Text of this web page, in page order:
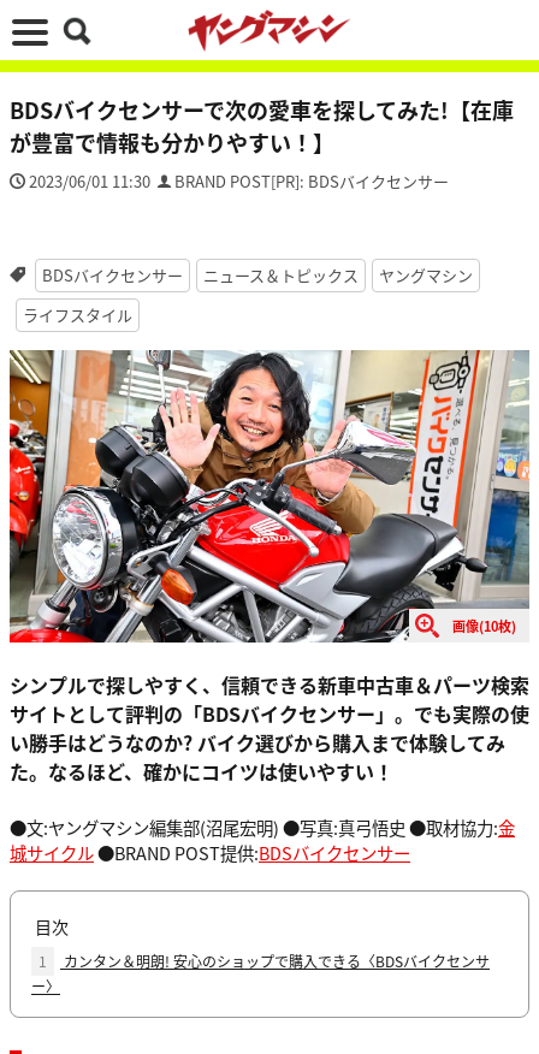
BDSバイクセンサーで次の愛車を探してみた!【在庫
が豊富で情報も分かりやすい！】
2023/06/01 11:30 BRAND POST[PR]: BDSバイクセンサー
BDSバイクセンサー ニュース＆トピックス
ヤングマシン
ライフスタイル
画像(10枚)
シンプルで探しやすく、信頼できる新車中古車＆パーツ検索
サイトとして評判の「BDSバイクセンサー」。でも実際の使
い勝手はどうなのか? バイク選びから購入まで体験してみ
た。なるほど、確かにコイツは使いやすい！
●文:ヤングマシン編集部(沼尾宏明) ●写真:真弓悟史 ●取材協力:金
城サイクル●BRAND POST提供:BDSバイクセンサー
目次
1
カンタン＆明朗! 安心のショップで購入できる〈BDSバイクセンサ
ー〉